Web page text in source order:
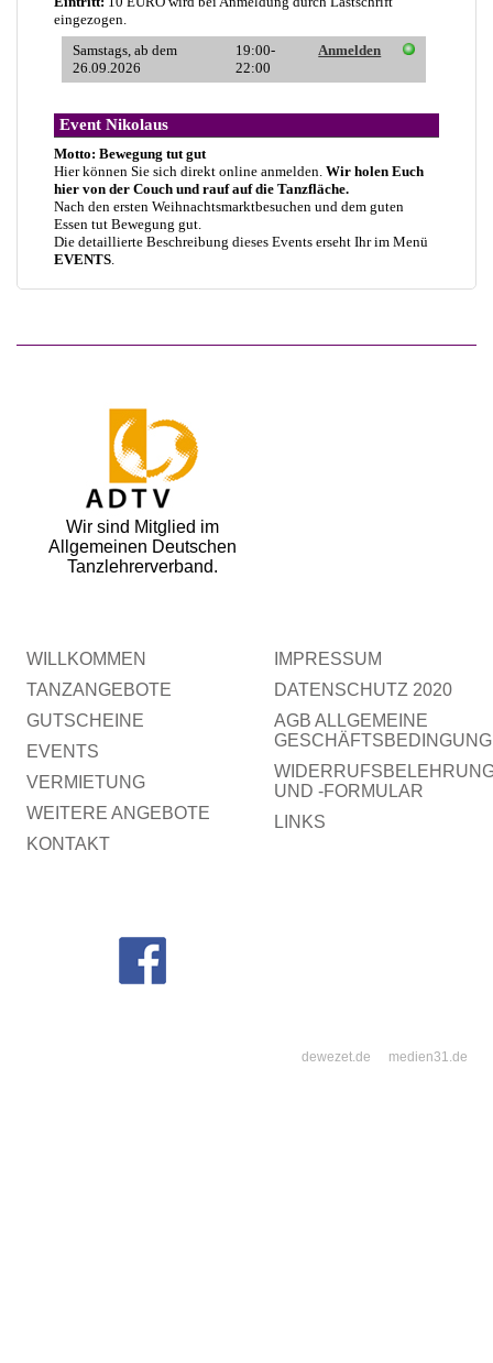
Wir sind Mitglied im
Allgemeinen Deutschen
Tanzlehrerverband.
WILLKOMMEN
TANZANGEBOTE
GUTSCHEINE
EVENTS
VERMIETUNG
WEITERE ANGEBOTE
KONTAKT
IMPRESSUM
DATENSCHUTZ 2020
AGB ALLGEMEINE
UND -FORMULAR
LINKS
medien31.de
dewezet.de